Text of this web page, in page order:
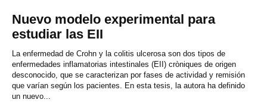
Nuevo modelo experimental para
estudiar las EII
La enfermedad de Crohn y la colitis ulcerosa son dos tipos de
enfermedades inflamatorias intestinales (EII) cròniques de origen
desconocido, que se caracterizan por fases de actividad y remisión
que varían según los pacientes. En esta tesis, la autora ha definido
un nuevo...